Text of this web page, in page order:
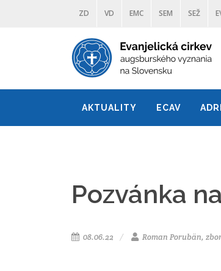
ZD VD EMC SEM SEŽ
AKTUALITY ECAV
Pozvánka
08.06.22 Roman Porubän,